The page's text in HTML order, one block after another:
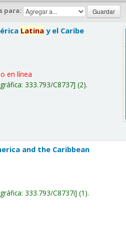
para:
Latina y el Caribe
en línea
333.793/C8737 (2).
and the Caribbean
333.793/C8737i (1).